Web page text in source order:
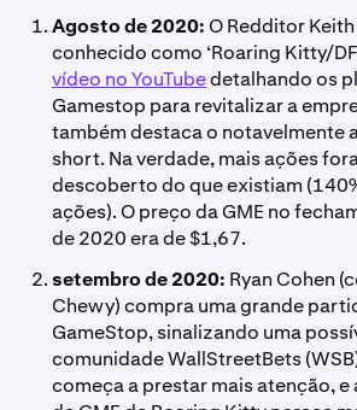
Agosto de 2020:O Redditor
conhecido como ‘Roaring Kitty/
vídeo no YouTubedetalhando os
Gamestop para revitalizar a
também destaca o notavelmente
short. Na verdade, mais ações
descoberto do que existiam
ações). O preço da GME no
de 2020 era de $1,67.
setembro de 2020: Ryan Cohen
Chewy) compra uma grande
GameStop, sinalizando uma
comunidade WallStreetBets
começa a prestar mais atenção,